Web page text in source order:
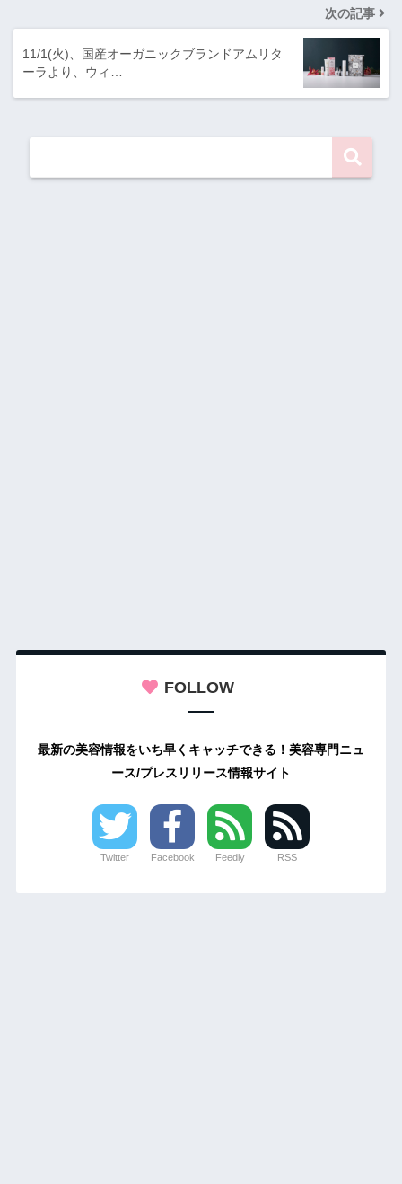
次の記事
11/1(火)、国産オーガニックブランドアムリタ
ーラより、ウィ…
FOLLOW
最新の美容情報をいち早くキャッチできる！美容専門ニュ
ース/プレスリリース情報サイト
Twitter Facebook Feedly RSS